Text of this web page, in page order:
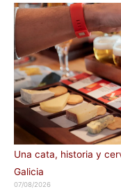
Una cata, historia y
Galicia
07/08/2026